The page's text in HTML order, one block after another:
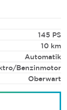
145 PS
10 km
Automatik
Benzinmotor
Oberwart